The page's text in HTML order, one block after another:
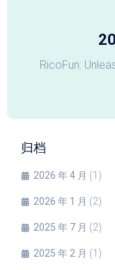
RicoFun:
归档
2026 年 4 月 (1)
2026 年 1 月 (2)
2025 年 7 月 (2)
2025 年 2 月 (1)